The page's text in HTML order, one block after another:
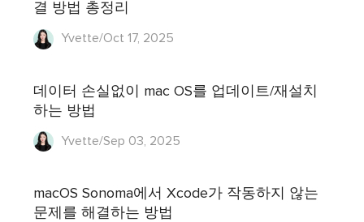
결 방법 총정리
Yvette/Oct 17, 2025
데이터 손실없이 mac OS를 업데이트/재설치
하는 방법
Yvette/Sep 03, 2025
macOS Sonoma에서 Xcode가 작동하지 않는
문제를 해결하는 방법